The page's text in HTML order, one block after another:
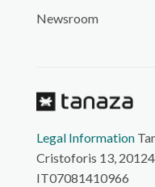
Newsroom
Legal Information
Cristoforis 13,
IT07081410966